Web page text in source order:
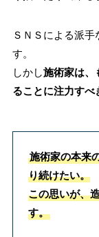
ＳＮＳによる派
す。
しかし施術家は、
ることに注力すべ
施術家の本来
り続けたい。
この思いが、
す。